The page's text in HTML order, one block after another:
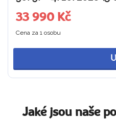
33 990 Kč
Cena za 1 osobu
Jaké jsou naše